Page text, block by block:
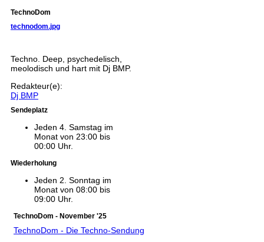
TechnoDom
technodom.jpg
Techno. Deep, psychedelisch,
meolodisch und hart mit Dj BMP.
Redakteur(e):
Dj BMP
Sendeplatz
Jeden 4. Samstag im
Monat von 23:00 bis
00:00 Uhr.
Wiederholung
Jeden 2. Sonntag im
Monat von 08:00 bis
09:00 Uhr.
TechnoDom - November '25
TechnoDom - Die Techno-Sendung